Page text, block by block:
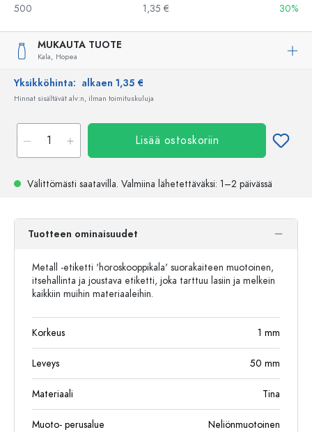
500
1,35 € 30%
MUKAUTA TUOTE
Kala, Hopea
Yksikköhinta: alkaen 1,35 €
Hinnat sisältävät alv:n, ilman toimituskuluja
Lisää ostoskoriin
Välittömästi saatavilla. Valmiina lähetettäväksi: 1–2 päivässä
Tuotteen ominaisuudet
Metall -etiketti 'horoskooppikala' suorakaiteen muotoinen,
itsehallinta ja joustava etiketti, joka tarttuu lasiin ja melkein
kaikkiin muihin materiaaleihin.
Korkeus 1 mm
Leveys 50 mm
Materiaali Tina
Muoto- perusalue Neliönmuotoinen